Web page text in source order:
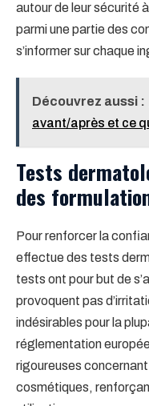
autour de leur sécurité
parmi une partie des
s’informer sur chaque
Découvrez aussi :
avant/après et ce
Tests
des
Pour renforcer la
effectue des tests
tests ont pour but de
provoquent pas
indésirables pour la
réglementation
rigoureuses
cosmétiques,